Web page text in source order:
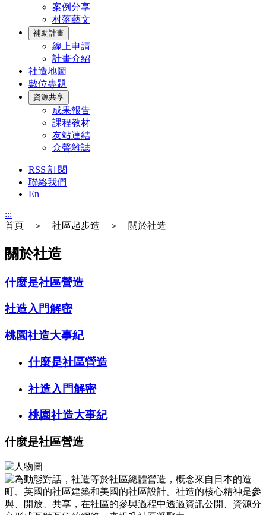
案例分享
村落藝文
補助計畫
線上申請
計畫介紹
社造地圖
數位專題
資源共享
成果報告
課程教材
友站連結
众聲雜誌
RSS 訂閱
聯絡我們
En
:::
首頁 ＞ 社區起步造 ＞ 關於社造
關於社造
什麼是社區營造
社造入門解密
桃園社造大事紀
什麼是社區營造
社造入門解密
桃園社造大事紀
什麼是社區營造